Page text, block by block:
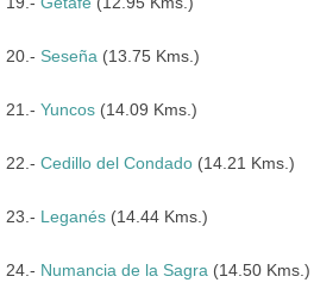
20.- Seseña (13.75 Kms.)
21.- Yuncos (14.09 Kms.)
22.- Cedillo del Condado (14.21 Kms.)
23.- Leganés (14.44 Kms.)
24.- Numancia de la Sagra (14.50 Kms.)